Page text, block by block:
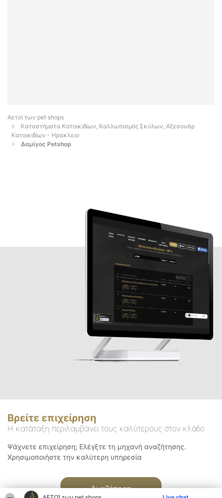
Αετοί των pet shops
Καταστήματα Κατοικιδίων, Καλλωπισμός Σκύλων, Αξεσουάρ
Κατοικιδίων - Ηρακλειο
Δαμίγος Petshop
Βρείτε επιχείρηση
Η κατάταξη περιλαμβάνει τους καλύτερους στον κλάδο
Ψάχνετε επιχείρηση; Ελέγξτε τη μηχανή αναζήτησης.
Χρησιμοποιήστε την καλύτερη υπηρεσία
Αναζήτηση